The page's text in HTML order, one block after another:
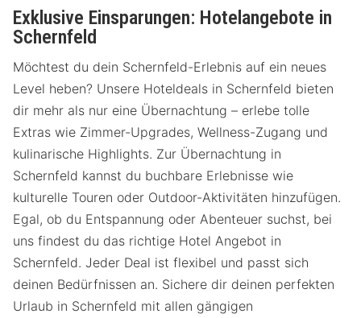
Exklusive Einsparungen: Hotelangebote in
Schernfeld
Möchtest du dein Schernfeld-Erlebnis auf ein neues
Level heben? Unsere Hoteldeals in Schernfeld bieten
dir mehr als nur eine Übernachtung – erlebe tolle
Extras wie Zimmer-Upgrades, Wellness-Zugang und
kulinarische Highlights. Zur Übernachtung in
Schernfeld kannst du buchbare Erlebnisse wie
kulturelle Touren oder Outdoor-Aktivitäten hinzufügen.
Egal, ob du Entspannung oder Abenteuer suchst, bei
uns findest du das richtige Hotel Angebot in
Schernfeld. Jeder Deal ist flexibel und passt sich
deinen Bedürfnissen an. Sichere dir deinen perfekten
Urlaub in Schernfeld mit allen gängigen